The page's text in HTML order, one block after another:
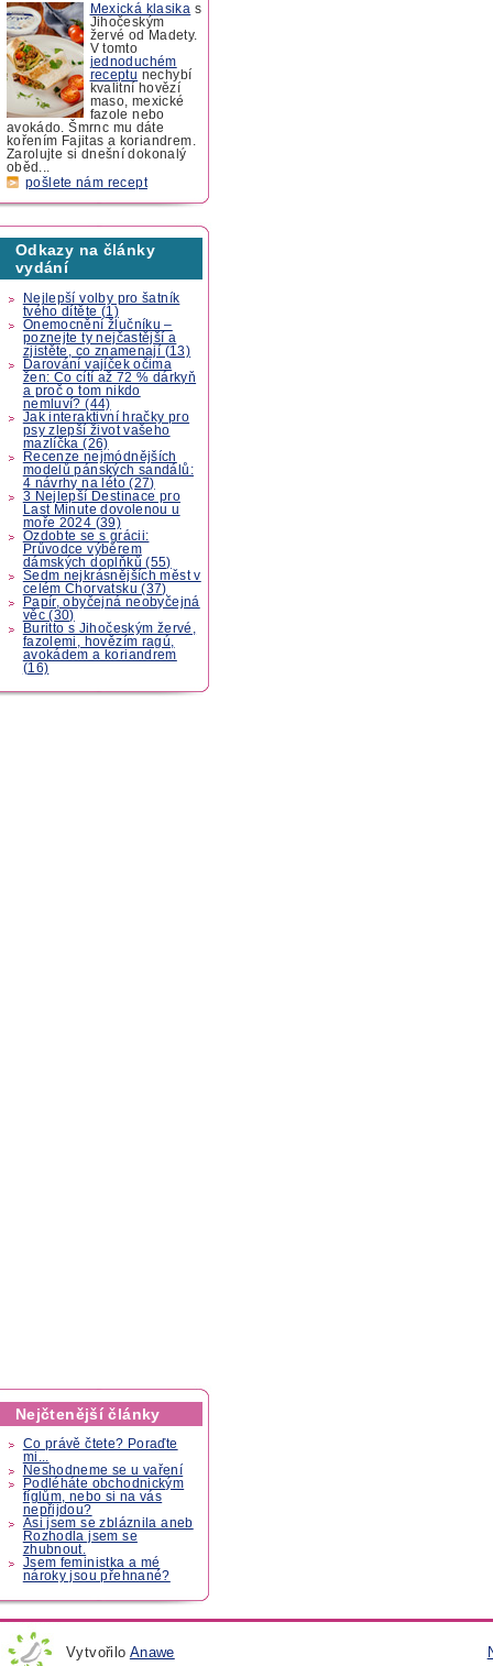
Mexická klasika s
Jihočeským
žervé od Madety.
V tomto
jednoduchém
receptu nechybí
kvalitní hovězí
maso, mexické
fazole nebo
avokádo. Šmrnc mu dáte
kořením Fajitas a koriandrem.
Zarolujte si dnešní dokonalý
oběd...
pošlete nám recept
Odkazy na články
vydání
Nejlepší volby pro šatník
tvého dítěte (1)
Onemocnění žlučníku –
poznejte ty nejčastější a
zjistěte, co znamenají (13)
Darování vajíček očima
žen: Co cítí až 72 % dárkyň
a proč o tom nikdo
nemluví? (44)
Jak interaktivní hračky pro
psy zlepší život vašeho
mazlíčka (26)
Recenze nejmódnějších
modelů pánských sandálů:
4 návrhy na léto (27)
3 Nejlepší Destinace pro
Last Minute dovolenou u
moře 2024 (39)
Ozdobte se s grácii:
Průvodce výběrem
dámských doplňků (55)
Sedm nejkrásnějších měst v
celém Chorvatsku (37)
Papír, obyčejná neobyčejná
věc (30)
Buritto s Jihočeským žervé,
fazolemi, hovězím ragú,
avokádem a koriandrem
(16)
Nejčtenější články
Co právě čtete? Poraďte
mi...
Neshodneme se u vaření
Podléháte obchodnickým
fíglům, nebo si na vás
nepřijdou?
Asi jsem se zbláznila aneb
Rozhodla jsem se
zhubnout.
Jsem feministka a mé
nároky jsou přehnané?
Vytvořilo Anawe